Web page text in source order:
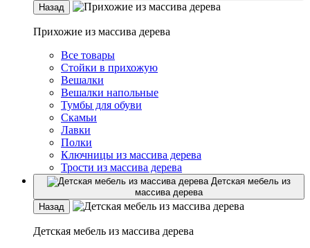
Назад
Прихожие из массива дерева
Все товары
Стойки в прихожую
Вешалки
Вешалки напольные
Тумбы для обуви
Скамьи
Лавки
Полки
Ключницы из массива дерева
Трости из массива дерева
Детская мебель из
массива дерева
Назад
Детская мебель из массива дерева